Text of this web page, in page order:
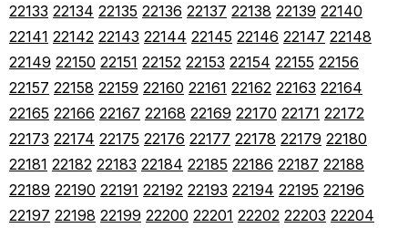
22133 22134 22135 22136 22137 22138 22139 22140
22141 22142 22143 22144 22145 22146 22147 22148
22149 22150 22151 22152 22153 22154 22155 22156
22157 22158 22159 22160 22161 22162 22163 22164
22165 22166 22167 22168 22169 22170 22171 22172
22173 22174 22175 22176 22177 22178 22179 22180
22181 22182 22183 22184 22185 22186 22187 22188
22189 22190 22191 22192 22193 22194 22195 22196
22197 22198 22199 22200 22201 22202 22203 22204